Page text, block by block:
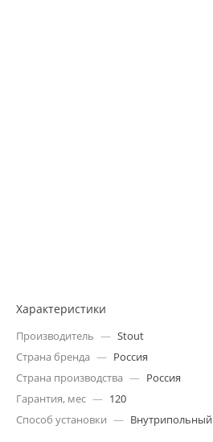
Характеристики
Производитель — Stout
Страна бренда — Россия
Страна производства — Россия
Гарантия, мес — 120
Способ установки — Внутрипольный